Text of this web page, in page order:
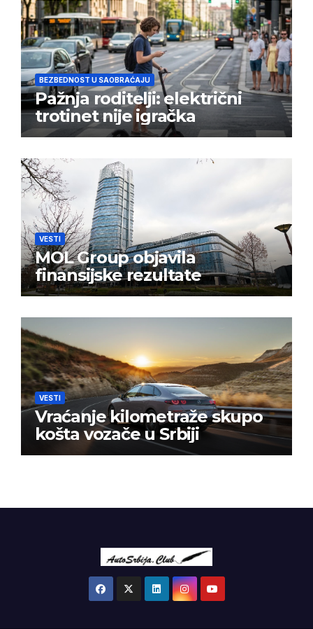
BEZBEDNOST U SAOBRAĆAJU
Pažnja roditelji: električni
trotinet nije igračka
VESTI
MOL Group objavila
finansijske rezultate
VESTI
Vraćanje kilometraže skupo
košta vozače u Srbiji